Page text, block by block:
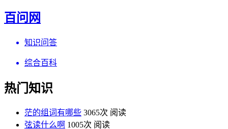
百问网
知识问答
综合百科
热门知识
茫的组词有哪些 3065次 阅读
弦读什么啊 1005次 阅读